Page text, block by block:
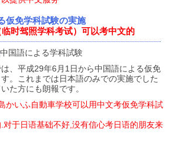
仮免学科試験の実施
时驾照学科考试）可以考中文的
、平成29年6月1日から中国語による仮免
。これまでは日本語のみでの実施でした
た方にも朗報です。
かいふ自動車学校可以用中文考仮免学科試
于日语基础不好,没有信心考日语的朋友来